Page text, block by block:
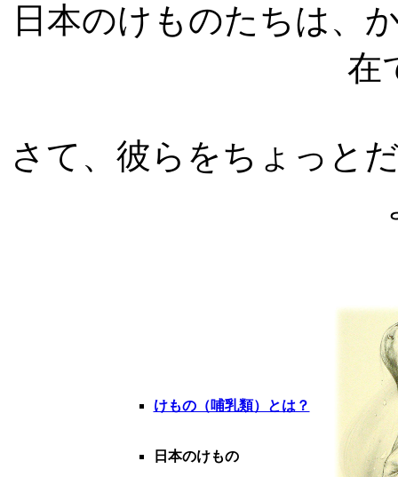
日本のけものたちは、
在
さて、彼らをちょっと
けもの（哺乳類）とは？
日本のけもの